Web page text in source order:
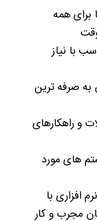
برای همه
با نیاز
به صرفه ترین
و راهکارهای
های مورد
افزاری با
مجرب و کار